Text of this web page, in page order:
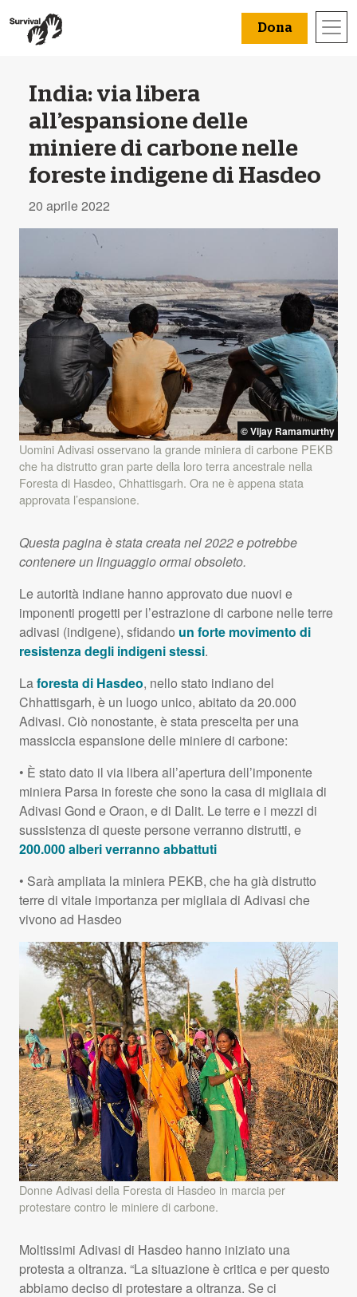
Dona
India: via libera
all’espansione delle
miniere di carbone nelle
foreste indigene di Hasdeo
20 aprile 2022
© Vijay Ramamurthy
Uomini Adivasi osservano la grande miniera di carbone PEKB
che ha distrutto gran parte della loro terra ancestrale nella
Foresta di Hasdeo, Chhattisgarh. Ora ne è appena stata
approvata l’espansione.
Questa pagina è stata creata nel 2022 e potrebbe
contenere un linguaggio ormai obsoleto.
Le autorità indiane hanno approvato due nuovi e
imponenti progetti per l’estrazione di carbone nelle terre
adivasi (indigene), sfidando un forte movimento di
resistenza degli indigeni stessi.
Laforesta di Hasdeo, nello stato indiano del
Chhattisgarh, è un luogo unico, abitato da 20.000
Adivasi. Ciò nonostante, è stata prescelta per una
massiccia espansione delle miniere di carbone:
• È stato dato il via libera all’apertura dell’imponente
miniera Parsa in foreste che sono la casa di migliaia di
Adivasi Gond e Oraon, e di Dalit. Le terre e i mezzi di
sussistenza di queste persone verranno distrutti, e
200.000 alberi verranno abbattuti
• Sarà ampliata la miniera PEKB, che ha già distrutto
terre di vitale importanza per migliaia di Adivasi che
vivono ad Hasdeo
Donne Adivasi della Foresta di Hasdeo in marcia per
protestare contro le miniere di carbone.
Moltissimi Adivasi di Hasdeo hanno iniziato una
protesta a oltranza. “La situazione è critica e per questo
abbiamo deciso di protestare a oltranza. Se ci